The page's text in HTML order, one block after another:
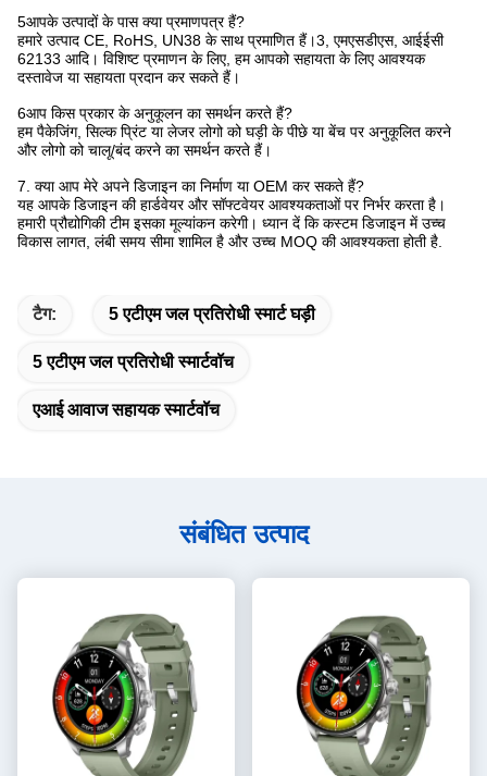
5आपके उत्पादों के पास क्या प्रमाणपत्र हैं?
हमारे उत्पाद CE, RoHS, UN38 के साथ प्रमाणित हैं।3, एमएसडीएस, आईईसी
62133 आदि। विशिष्ट प्रमाणन के लिए, हम आपको सहायता के लिए आवश्यक
दस्तावेज या सहायता प्रदान कर सकते हैं।
6आप किस प्रकार के अनुकूलन का समर्थन करते हैं?
हम पैकेजिंग, सिल्क प्रिंट या लेजर लोगो को घड़ी के पीछे या बेंच पर अनुकूलित करने
और लोगो को चालू/बंद करने का समर्थन करते हैं।
7. क्या आप मेरे अपने डिजाइन का निर्माण या OEM कर सकते हैं?
यह आपके डिजाइन की हार्डवेयर और सॉफ्टवेयर आवश्यकताओं पर निर्भर करता है।
हमारी प्रौद्योगिकी टीम इसका मूल्यांकन करेगी। ध्यान दें कि कस्टम डिजाइन में उच्च
विकास लागत, लंबी समय सीमा शामिल है और उच्च MOQ की आवश्यकता होती है.
टैग: 5 एटीएम जल प्रतिरोधी स्मार्ट घड़ी
5 एटीएम जल प्रतिरोधी स्मार्टवॉच
एआई आवाज सहायक स्मार्टवॉच
संबंधित उत्पाद